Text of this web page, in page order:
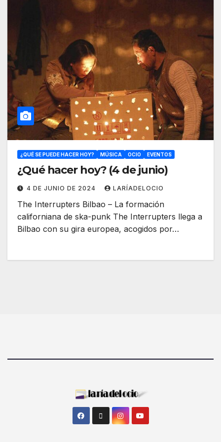
¿QUÉ SE PUEDE HACER HOY? MÚSICA OCIO EVENTOS
¿Qué hacer hoy? (4 de junio)
4 DE JUNIO DE 2024 LARÍADELOCIO
The Interrupters Bilbao – La formación
californiana de ska-punk The Interrupters llega a
Bilbao con su gira europea, acogidos por…